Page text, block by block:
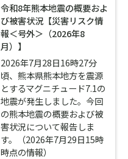
令和8年熊本地震の概要およ
び被害状況【災害リスク情
報＜号外＞（2026年8
月）】
2026年7月28日16時27分
頃、熊本県熊本地方を震源
とするマグニチュード7.1の
地震が発生しました。今回
の熊本地震の概要および被
害状況について報告しま
す。（2026年7月29日15時
時点の情報）